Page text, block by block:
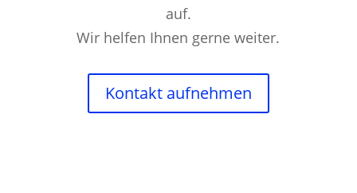
auf.
Wir helfen Ihnen gerne weiter.
Kontakt aufnehmen